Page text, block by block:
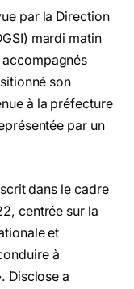
par la Direction
mardi matin
accompagnés
son
à la préfecture
par un
dans le cadre
centrée sur la
et
à
Disclose a